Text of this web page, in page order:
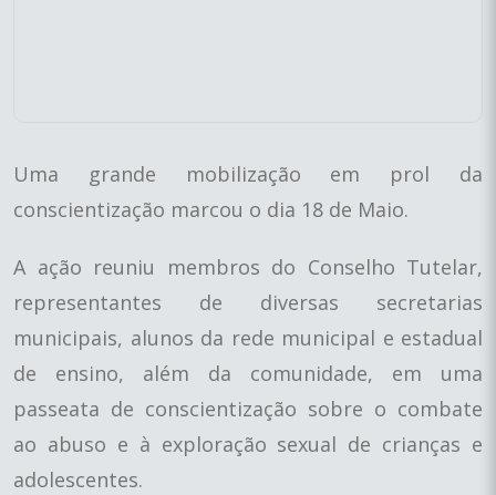
Uma grande mobilização em prol da
conscientização marcou o dia 18 de Maio.
A ação reuniu membros do Conselho Tutelar,
representantes de diversas secretarias
municipais, alunos da rede municipal e estadual
de ensino, além da comunidade, em uma
passeata de conscientização sobre o combate
ao abuso e à exploração sexual de crianças e
adolescentes.